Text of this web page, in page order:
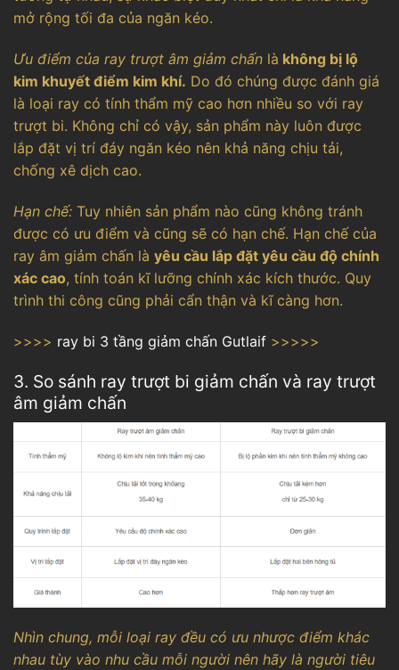
mở rộng tối đa của ngăn kéo.
Ưu điểm của ray trượt âm giảm chấn là không bị lộ
kim khuyết điểm kim khí. Do đó chúng được đánh giá
là loại ray có tính thẩm mỹ cao hơn nhiều so với ray
trượt bi. Không chỉ có vậy, sản phẩm này luôn được
lắp đặt vị trí đáy ngăn kéo nên khả năng chịu tải,
chống xê dịch cao.
Hạn chế: Tuy nhiên sản phẩm nào cũng không tránh
được có ưu điểm và cũng sẽ có hạn chế. Hạn chế của
ray âm giảm chấn là yêu cầu lắp đặt yêu cầu độ chính
xác cao, tính toán kĩ lưỡng chính xác kích thước. Quy
trình thi công cũng phải cẩn thận và kĩ càng hơn.
>>>> ray bi 3 tầng giảm chấn Gutlaif >>>>>
3. So sánh ray trượt bi giảm chấn và ray trượt
âm giảm chấn
Nhìn chung, mỗi loại ray đều có ưu nhược điểm khác
nhau tùy vào nhu cầu mỗi người nên hãy là người tiêu